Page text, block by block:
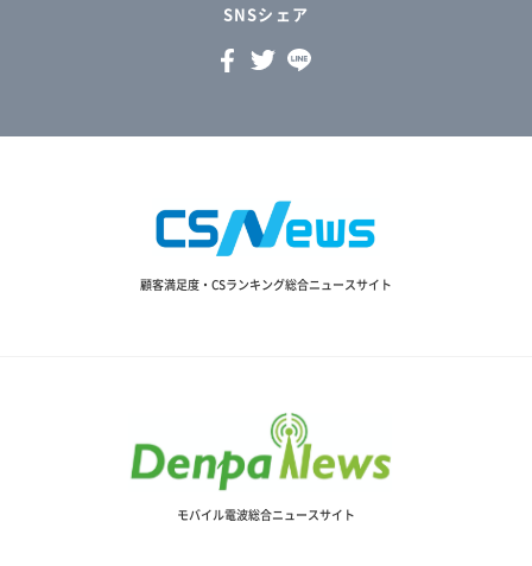
SNSシェア
顧客満足度・CSランキング総合ニュースサイト
モバイル電波総合ニュースサイト